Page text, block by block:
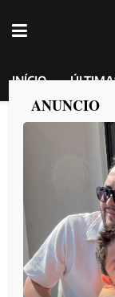
INÍCIO
Tortuga de
por MEXICO
ANUNCIO